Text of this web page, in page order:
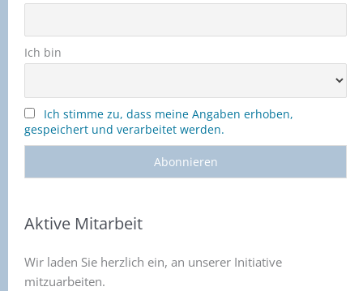
Ich bin
Ich stimme zu, dass meine Angaben erhoben,
gespeichert und verarbeitet werden.
Aktive Mitarbeit
Wir laden Sie herzlich ein, an unserer Initiative
mitzuarbeiten.